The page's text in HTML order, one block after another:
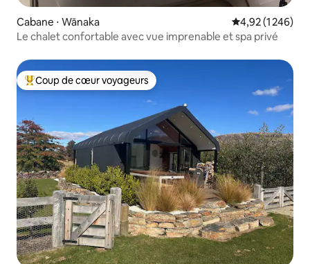
Cabane ⋅ Wānaka Évaluation
4,92 (1 246)
Le chalet confortable avec vue imprenable et spa privé
Coups de cœur voyageurs les plus appréciés
Coup de cœur voyageurs